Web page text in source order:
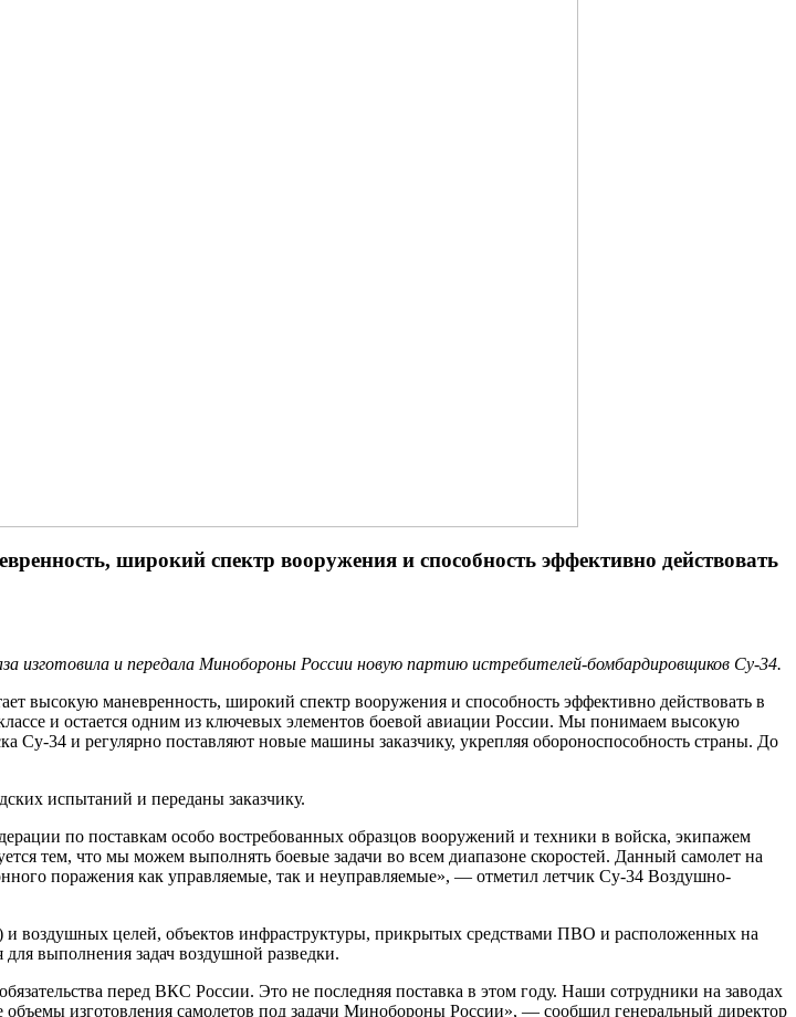
широкий спектр вооружения и способность эффективно действовать
изготовила и передала Минобороны России новую партию истребителей-бомбардировщиков Су-34.
высокую маневренность, широкий спектр вооружения и способность эффективно действовать в
и остается одним из ключевых элементов боевой авиации России. Мы понимаем высокую
Су-34 и регулярно поставляют новые машины заказчику, укрепляя обороноспособность страны. До
испытаний и переданы заказчику.
по поставкам особо востребованных образцов вооружений и техники в войска, экипажем
тем, что мы можем выполнять боевые задачи во всем диапазоне скоростей. Данный самолет на
поражения как управляемые, так и неуправляемые», — отметил летчик Су-34 Воздушно-
воздушных целей, объектов инфраструктуры, прикрытых средствами ПВО и расположенных на
выполнения задач воздушной разведки.
перед ВКС России. Это не последняя поставка в этом году. Наши сотрудники на заводах
изготовления самолетов под задачи Минобороны России», — сообщил генеральный директор